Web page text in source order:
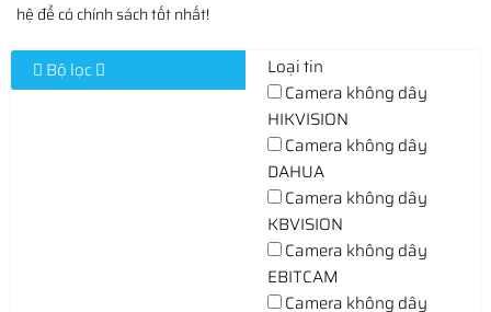
hệ để có chính sách tốt nhất!
Bộ lọc
Loại tin
Camera không dây
HIKVISION
Camera không dây
DAHUA
Camera không dây
KBVISION
Camera không dây
EBITCAM
Camera không dây